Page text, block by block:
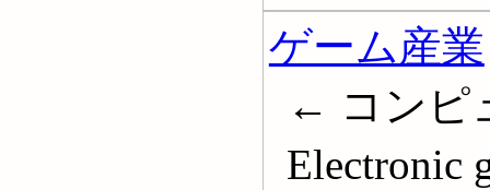
ゲーム産業
← コンピ
Electronic